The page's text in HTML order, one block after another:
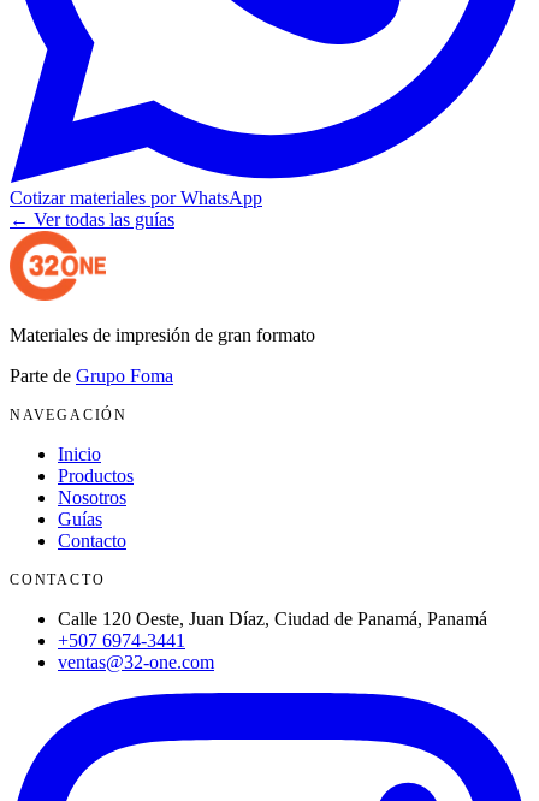
Cotizar materiales por WhatsApp
← Ver todas las guías
Materiales de impresión de gran formato
Parte de Grupo Foma
NAVEGACIÓN
Inicio
Productos
Nosotros
Guías
Contacto
CONTACTO
Calle 120 Oeste, Juan Díaz, Ciudad de Panamá, Panamá
+507 6974-3441
ventas@32-one.com